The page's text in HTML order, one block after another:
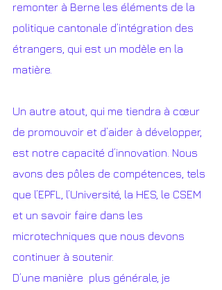
remonter à Berne les éléments de la
politique cantonale d’intégration des
étrangers, qui est un modèle en la
matière.
Un autre atout, qui me tiendra à cœur
de promouvoir et d’aider à développer,
est notre capacité d’innovation. Nous
avons des pôles de compétences, tels
que l’EPFL, l’Université, la HES, le CSEM
et un savoir faire dans les
microtechniques que nous devons
continuer à soutenir.
D’une manière  plus générale, je